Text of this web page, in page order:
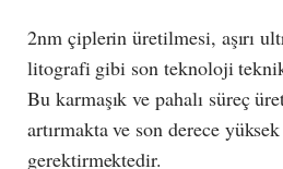
2nm çiplerin üretilmesi, aşırı
litografi gibi son teknoloji
Bu karmaşık ve pahalı süreç
artırmakta ve son derece
gerektirmektedir.